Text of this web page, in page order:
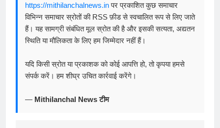
https://mithilanchalnews.inपर प्रकाशित कुछ समाचार
विभिन्न समाचार स्रोतों की RSS फ़ीड से स्वचालित रूप से लिए जाते
हैं। यह सामग्री संबंधित मूल स्रोत की है और इसकी सत्यता, अद्यतन
स्थिति या मौलिकता के लिए हम जिम्मेदार नहीं हैं।
यदि किसी स्रोत या प्रकाशक को कोई आपत्ति हो, तो कृपया हमसे
संपर्क करें। हम शीघ्र उचित कार्रवाई करेंगे।
— Mithilanchal News टीम